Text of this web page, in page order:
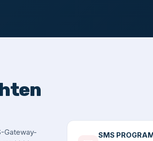
Gateway-
SMS